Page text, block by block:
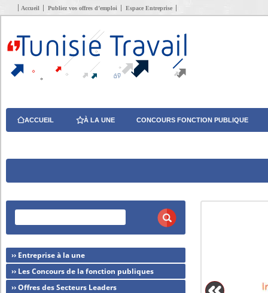
Accueil Publiez vos offres d’emploi Espace Entreprise
ACCUEIL À LA UNE CONCOURS FONCTION PUBLIQUE
›› Entreprise à la une
›› Les Concours de la fonction publiques
›› Offres des Secteurs Leaders